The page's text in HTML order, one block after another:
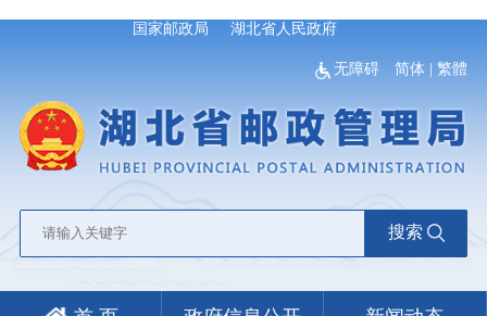
国家邮政局 湖北省人民政府
无障碍 简体 |繁體
搜索